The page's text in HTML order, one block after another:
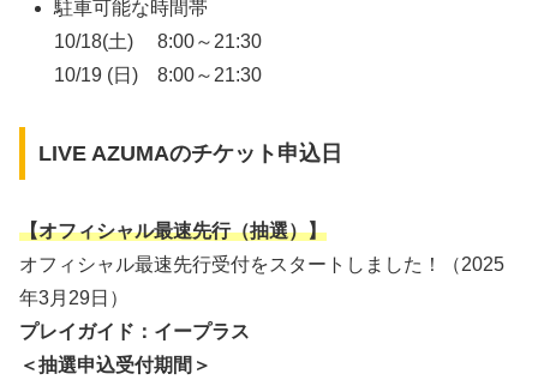
駐車可能な時間帯
10/18(土) 8:00～21:30
10/19 (日) 8:00～21:30
LIVE AZUMAのチケット申込日
【オフィシャル最速先行（抽選）】
オフィシャル最速先行受付をスタートしました！（2025
年3月29日）
プレイガイド：イープラス
＜抽選申込受付期間＞